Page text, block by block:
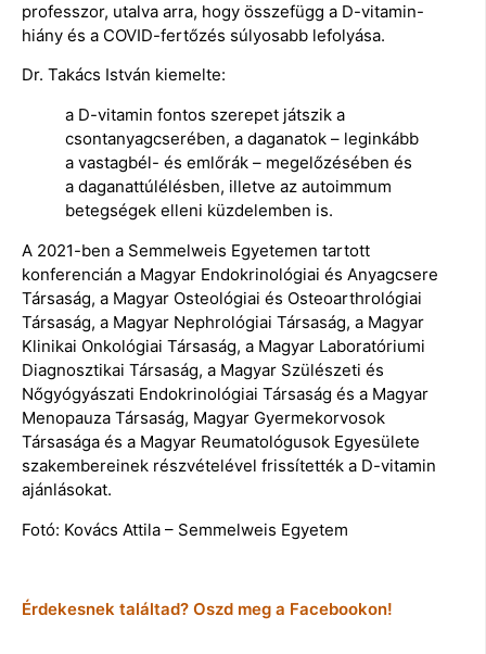
professzor, utalva arra, hogy összefügg a D-vitamin-
hiány és a COVID-fertőzés súlyosabb lefolyása.
Dr. Takács István kiemelte:
a D-vitamin fontos szerepet játszik a
csontanyagcserében, a daganatok – leginkább
a vastagbél- és emlőrák – megelőzésében és
a daganattúlélésben, illetve az autoimmum
betegségek elleni küzdelemben is.
A 2021-ben a Semmelweis Egyetemen tartott
konferencián a Magyar Endokrinológiai és Anyagcsere
Társaság, a Magyar Osteológiai és Osteoarthrológiai
Társaság, a Magyar Nephrológiai Társaság, a Magyar
Klinikai Onkológiai Társaság, a Magyar Laboratóriumi
Diagnosztikai Társaság, a Magyar Szülészeti és
Nőgyógyászati Endokrinológiai Társaság és a Magyar
Menopauza Társaság, Magyar Gyermekorvosok
Társasága és a Magyar Reumatológusok Egyesülete
szakembereinek részvételével frissítették a D-vitamin
ajánlásokat.
Fotó: Kovács Attila – Semmelweis Egyetem
Érdekesnek találtad? Oszd meg a Facebookon!